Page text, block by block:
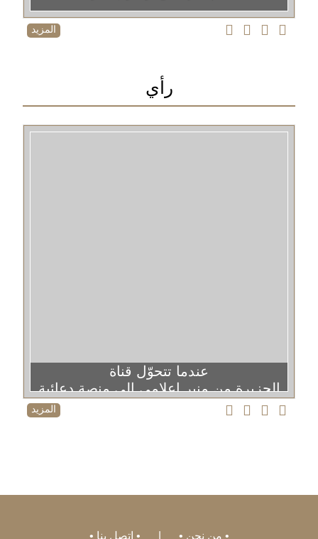
المزيد
رأي
عندما تتحوّل قناة
الجزيرة من منبر إعلامي إلى منصة دعائية
المزيد
من نحن اتصل بنا